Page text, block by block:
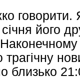
говорити.
його
близько